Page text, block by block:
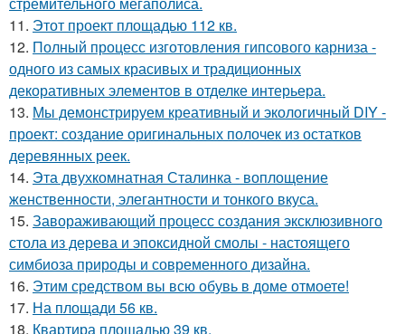
11. Этот проект площадью 112 кв.
12. Полный процесс изготовления гипсового карниза -
одного из самых красивых и традиционных
декоративных элементов в отделке интерьера.
13. Мы демонстрируем креативный и экологичный DIY -
проект: создание оригинальных полочек из остатков
деревянных реек.
14. Эта двухкомнатная Сталинка - воплощение
женственности, элегантности и тонкого вкуса.
15. Завораживающий процесс создания эксклюзивного
стола из дерева и эпоксидной смолы - настоящего
симбиоза природы и современного дизайна.
16. Этим средством вы всю обувь в доме отмоете!
17. На площади 56 кв.
18. Квартира площадью 39 кв.